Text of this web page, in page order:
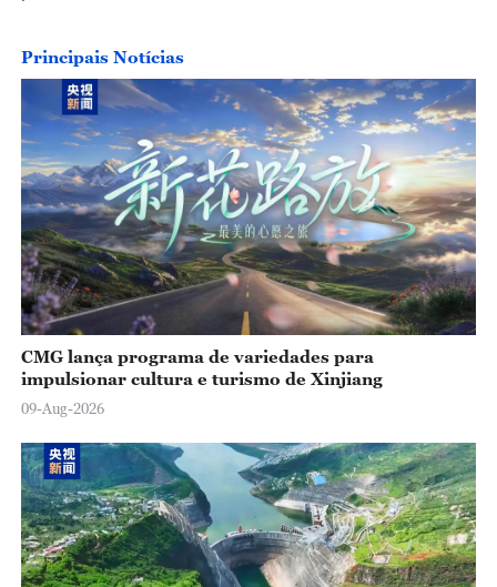
Principais Notícias
CMG lança programa de variedades para
impulsionar cultura e turismo de Xinjiang
09-Aug-2026